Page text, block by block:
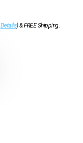
Details)&FREE Shipping.